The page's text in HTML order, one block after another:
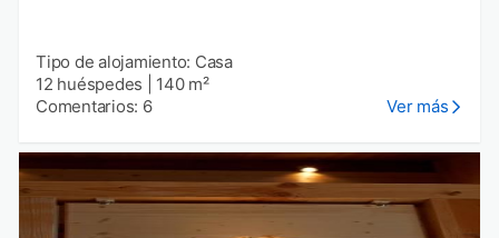
Tipo de alojamiento: Casa
12 huéspedes
140 m²
Comentarios: 6
Ver más